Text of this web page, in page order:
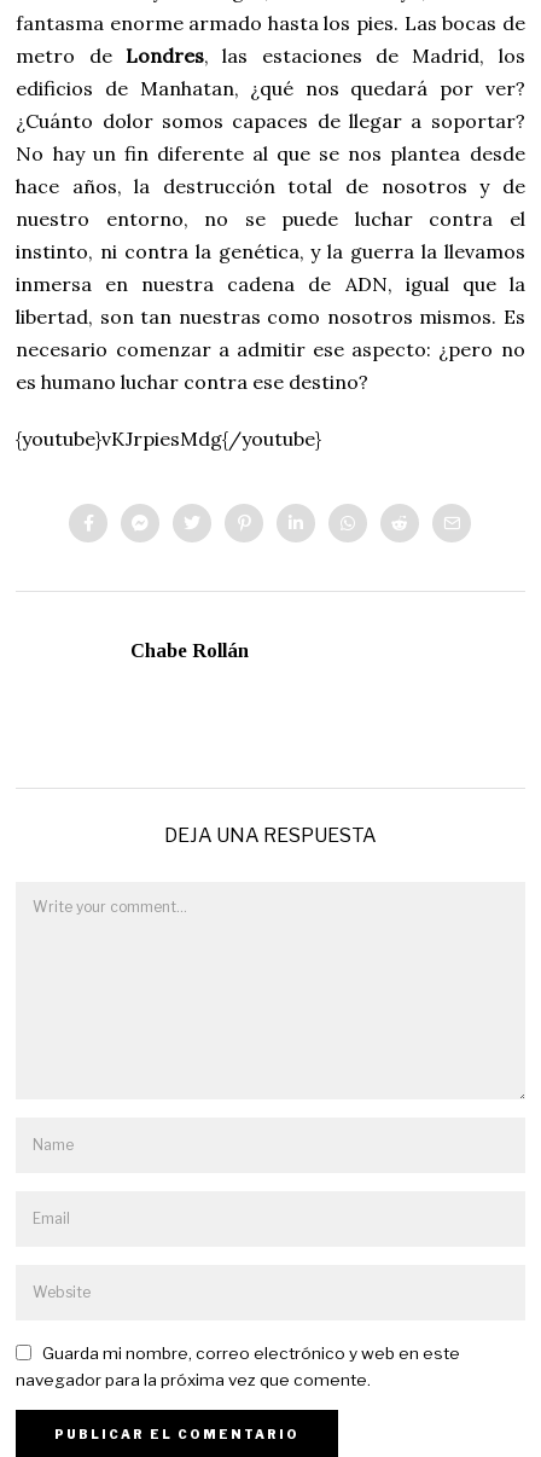
fantasma enorme armado hasta los pies. Las bocas de
metro de Londres, las estaciones de Madrid, los
edificios de Manhatan, ¿qué nos quedará por ver?
¿Cuánto dolor somos capaces de llegar a soportar?
No hay un fin diferente al que se nos plantea desde
hace años, la destrucción total de nosotros y de
nuestro entorno, no se puede luchar contra el
instinto, ni contra la genética, y la guerra la llevamos
inmersa en nuestra cadena de ADN, igual que la
libertad, son tan nuestras como nosotros mismos. Es
necesario comenzar a admitir ese aspecto: ¿pero no
es humano luchar contra ese destino?
{youtube}vKJrpiesMdg{/youtube}
Chabe Rollán
DEJA UNA RESPUESTA
Guarda mi nombre, correo electrónico y web en este
navegador para la próxima vez que comente.